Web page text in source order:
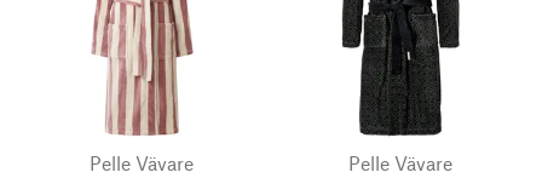
Pelle Vävare
Pelle Vävare